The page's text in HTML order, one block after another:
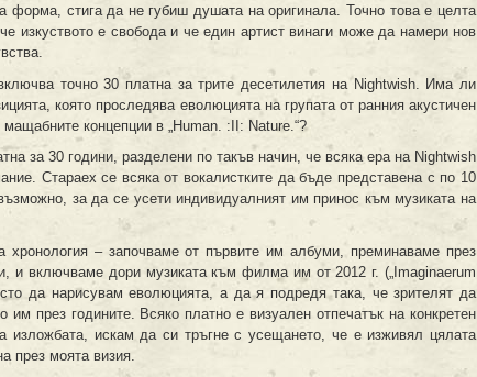
форма, стига да не губиш душата на оригинала. Точно това е целта
изкуството е свобода и че един артист винаги може да намери нов
точно 30 платна за трите десетилетия на Nightwish. Има ли
която проследява еволюцията на групата от ранния акустичен
концепции в „Human. :II: Nature.“?
за 30 години, разделени по такъв начин, че всяка ера на Nightwish
Стараех се всяка от вокалистките да бъде представена с по 10
за да се усети индивидуалният им принос към музиката на
хронология – започваме от първите им албуми, преминаваме през
и включваме дори музиката към филма им от 2012 г. („Imaginaerum
да нарисувам еволюцията, а да я подредя така, че зрителят да
им през годините. Всяко платно е визуален отпечатък на конкретен
изложбата, искам да си тръгне с усещането, че е изживял цялата
през моята визия.